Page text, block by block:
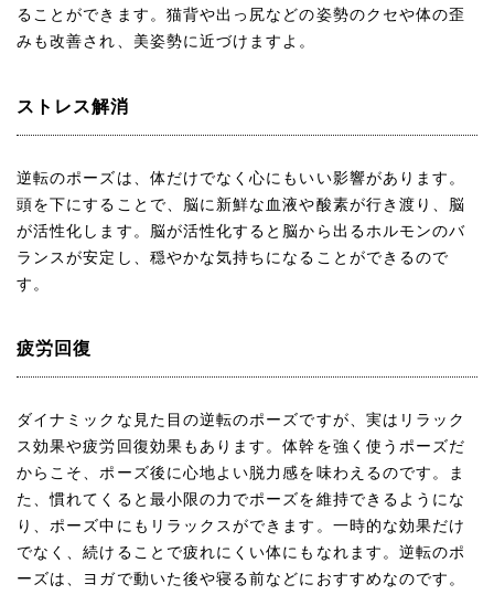
ることができます。猫背や出っ尻などの姿勢のクセや体の歪
みも改善され、美姿勢に近づけますよ。
ストレス解消
逆転のポーズは、体だけでなく心にもいい影響があります。
頭を下にすることで、脳に新鮮な血液や酸素が行き渡り、脳
が活性化します。脳が活性化すると脳から出るホルモンのバ
ランスが安定し、穏やかな気持ちになることができるので
す。
疲労回復
ダイナミックな見た目の逆転のポーズですが、実はリラック
ス効果や疲労回復効果もあります。体幹を強く使うポーズだ
からこそ、ポーズ後に心地よい脱力感を味わえるのです。ま
た、慣れてくると最小限の力でポーズを維持できるようにな
り、ポーズ中にもリラックスができます。一時的な効果だけ
でなく、続けることで疲れにくい体にもなれます。逆転のポ
ーズは、ヨガで動いた後や寝る前などにおすすめなのです。